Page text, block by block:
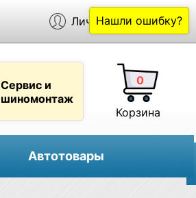
Личный кабинет
Сервис и
шиномонтаж
0
Корзина
Автотовары
Нашли ошибку?